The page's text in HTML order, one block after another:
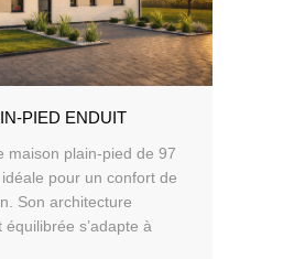
PIED ENDUIT
maison plain-pied de 97
pour un confort de
Son architecture
s’adapte à